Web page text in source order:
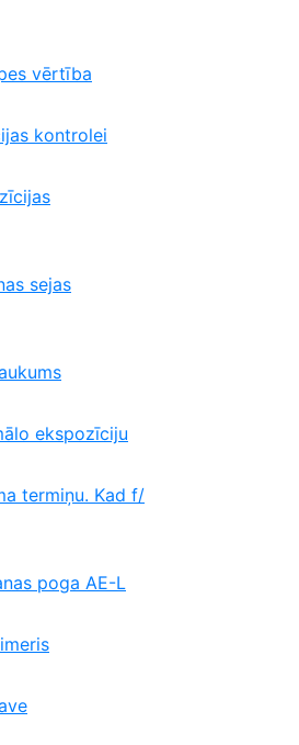
vērtība
kontrolei
sejas
ekspozīciju
termiņu. Kad f/
poga AE-L